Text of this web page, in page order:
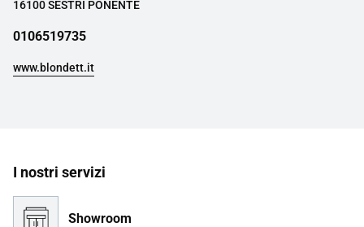
16100 SESTRI PONENTE
0106519735
www.blondett.it
I nostri servizi
Showroom